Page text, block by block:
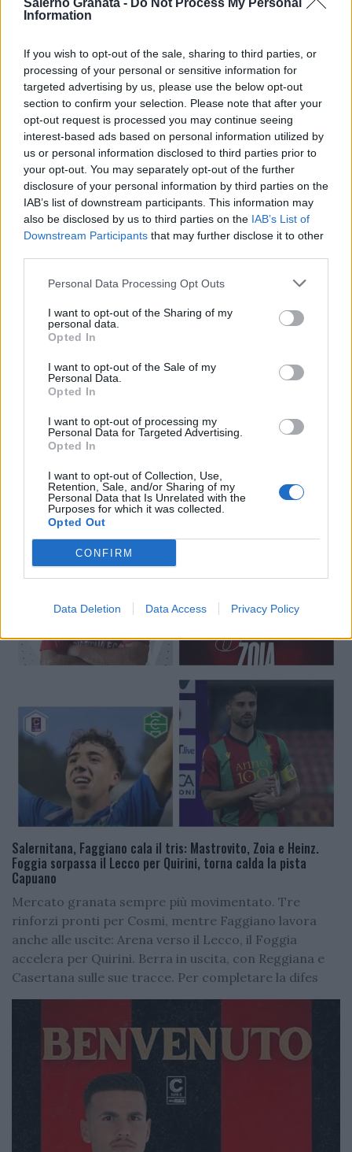
Salerno Granata - Do Not Process My Personal
Information
If you wish to opt-out of the sale, sharing to third parties, or
processing of your personal or sensitive information for
targeted advertising by us, please use the below opt-out
section to confirm your selection. Please note that after your
opt-out request is processed you may continue seeing
interest-based ads based on personal information utilized by
us or personal information disclosed to third parties prior to
your opt-out. You may separately opt-out of the further
disclosure of your personal information by third parties on the
IAB’s list of downstream participants. This information may
also be disclosed by us to third parties on the IAB’s List of
Downstream Participants that may further disclose it to other
Personal Data Processing Opt Outs
I want to opt-out of the Sharing of my
personal data.
Opted In
I want to opt-out of the Sale of my
Personal Data.
Opted In
I want to opt-out of processing my
Personal Data for Targeted Advertising.
Opted In
I want to opt-out of Collection, Use,
Retention, Sale, and/or Sharing of my
Personal Data that Is Unrelated with the
Purposes for which it was collected.
Opted Out
CONFIRM
Data Deletion Data Access Privacy Policy
🔥 Trending
Salernitana, Faggiano cala il tris: Mastrovito, Zoia e Heinz.
Foggia sorpassa il Lecco per Quirini, torna calda la pista
Capuano
Mercato granata sempre più movimentato. Tre
rinforzi pronti per Cosmi, mentre Faggiano lavora
anche alle uscite: Arena verso il Lecco, il Foggia
accelera per Quirini. Berra in uscita, con Reggiana e
Casertana sulle sue tracce. Per completare la difes